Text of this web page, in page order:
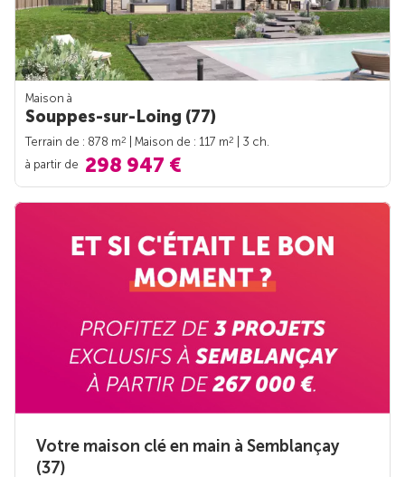
Maison à
Souppes-sur-Loing (77)
Terrain de : 878 m2 | Maison de : 117 m2
| 3 ch.
à partir de 298 947 €
Votre maison clé en main à Semblançay
(37)